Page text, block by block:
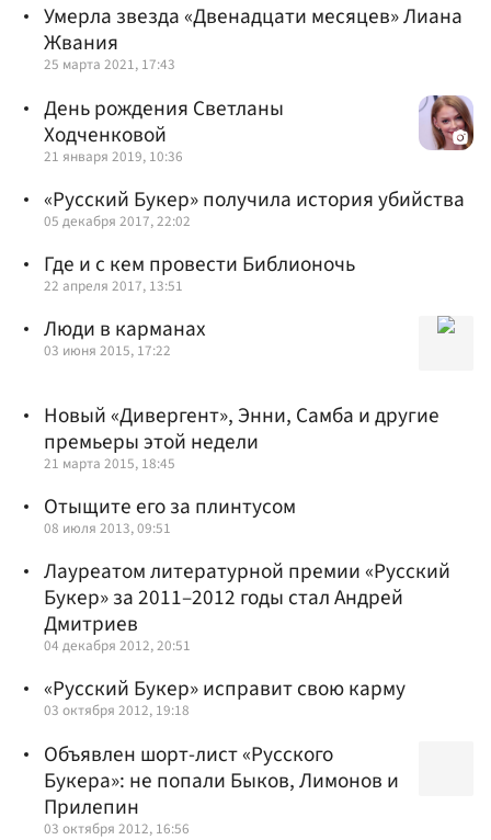
Умерла звезда «Двенадцати месяцев» Лиана
Жвания
25 марта 2021, 17:43
День рождения Светланы
Ходченковой
21 января 2019, 10:36
«Русский Букер» получила история убийства
05 декабря 2017, 22:02
Где и с кем провести Библионочь
22 апреля 2017, 13:51
Люди в карманах
03 июня 2015, 17:22
Новый «Дивергент», Энни, Самба и другие
премьеры этой недели
21 марта 2015, 18:45
Отыщите его за плинтусом
08 июля 2013, 09:51
Лауреатом литературной премии «Русский
Букер» за 2011–2012 годы стал Андрей
Дмитриев
04 декабря 2012, 20:51
«Русский Букер» исправит свою карму
03 октября 2012, 19:18
Объявлен шорт-лист «Русского
Букера»: не попали Быков, Лимонов и
Прилепин
03 октября 2012, 16:56